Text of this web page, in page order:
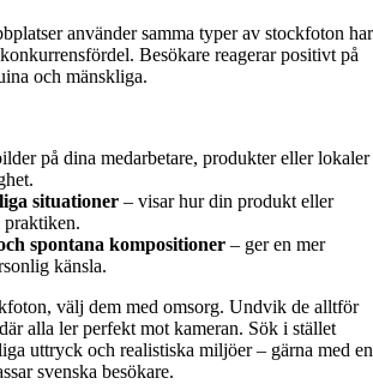
använder samma typer av stockfoton har
Besökare reagerar positivt på
och mänskliga.
på dina medarbetare, produkter eller lokaler
situationer – visar hur din produkt eller
praktiken.
spontana kompositioner – ger en mer
känsla.
välj dem med omsorg. Undvik de alltför
alla ler perfekt mot kameran. Sök i stället
uttryck och realistiska miljöer – gärna med en
svenska besökare.